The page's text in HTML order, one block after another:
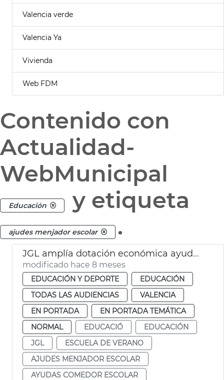
Valencia verde
Valencia Ya
Vivienda
Web FDM
Contenido con
Actualidad-
WebMunicipal
Educación y etiqueta
ajudes menjador escolar .
JGL amplía dotación económica ayudes comedor y escuela de verano
modificado hace 8 meses
EDUCACIÓN Y DEPORTE
EDUCACIÓN
TODAS LAS AUDIENCIAS
VALENCIA
EN PORTADA
EN PORTADA TEMÁTICA
NORMAL
EDUCACIÓ
EDUCACIÓN
JGL
ESCUELA DE VERANO
AJUDES MENJADOR ESCOLAR
AYUDAS COMEDOR ESCOLAR